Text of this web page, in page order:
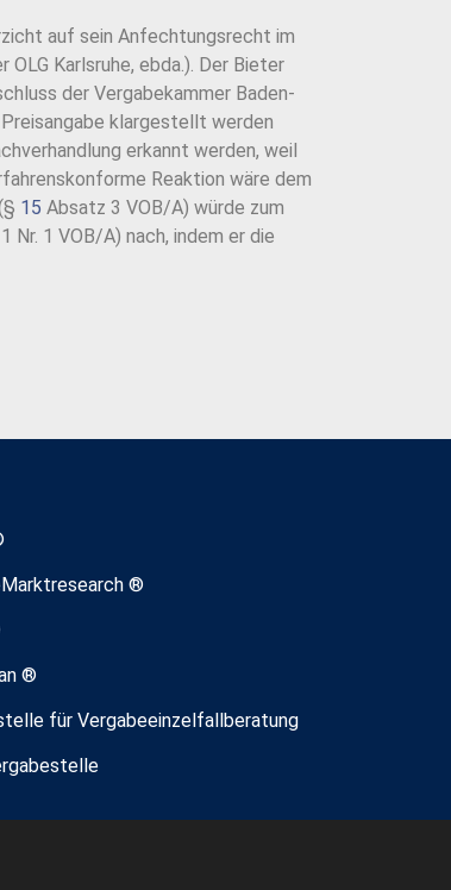
auf sein Anfechtungsrecht im
Karlsruhe, ebda.). Der Bieter
der Vergabekammer Baden-
klargestellt werden
erkannt werden, weil
Reaktion wäre dem
15 Absatz 3 VOB/A) würde zum
Nr. 1 VOB/A) nach, indem er die
®
®
für Vergabeeinzelfallberatung